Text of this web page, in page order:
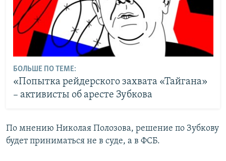
БОЛЬШЕ ПО ТЕМЕ:
«Попытка рейдерского захвата «Тайгана»
– активисты об аресте Зубкова
По мнению Николая Полозова, решение по Зубкову
будет приниматься не в суде, а в ФСБ.